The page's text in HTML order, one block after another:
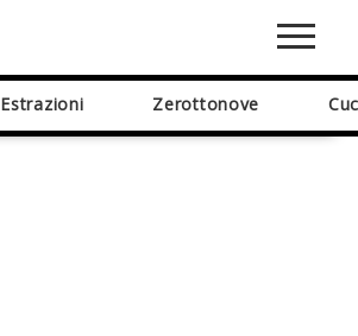
Estrazioni Zerottonove